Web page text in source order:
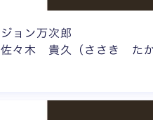
ジョン万次郎
佐々木 貴久（ささき た